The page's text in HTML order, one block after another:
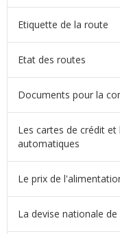
Etiquette de la route
Etat des routes
Documents pour la
Les cartes de crédit et
automatiques
Le prix de
La devise nationale de